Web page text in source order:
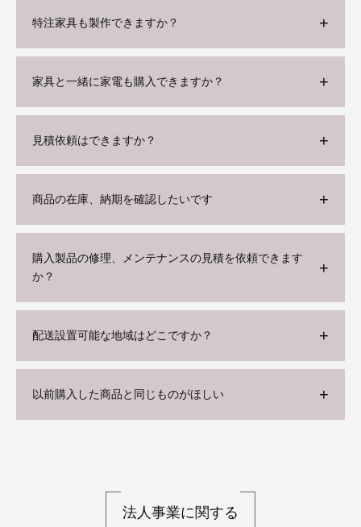
特注家具も製作できますか？
家具と一緒に家電も購入できますか？
見積依頼はできますか？
商品の在庫、納期を確認したいです
購入製品の修理、メンテナンスの見積を依頼できます
か？
配送設置可能な地域はどこですか？
以前購入した商品と同じものがほしい
法人事業に関する